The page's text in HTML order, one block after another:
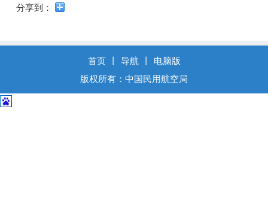
分享到：
首页 丨 导航 丨
电脑版
版权所有：中国民用航空局